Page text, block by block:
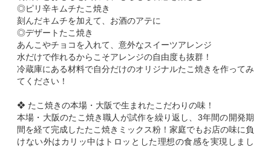
◎ピリ辛キムチたこ焼き
刻んだキムチを加えて、お酒のアテに
◎デザートたこ焼き
あんこやチョコを入れて、意外なスイーツアレンジ
水だけで作れるからこそアレンジの自由度も抜群！
冷蔵庫にある材料で自分だけのオリジナルたこ焼きを作ってみ
てください！
❖ たこ焼きの本場・大阪で生まれたこだわりの味！
本場・大阪のたこ焼き職人が試作を繰り返し、3年間の開発期
間を経て完成したたこ焼きミックス粉！家庭でもお店の味に負
けない外はカリッ中はトロッとした理想の食感を実現しまし